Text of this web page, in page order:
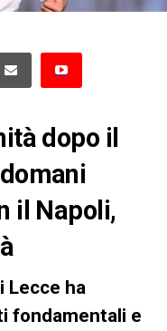
dopo il
il Napoli,
Lecce ha
fondamentali e